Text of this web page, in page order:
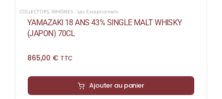
COLLECTORS,WHISKIES : Les Exceptionnels
YAMAZAKI 18 ANS 43% SINGLE MALT WHISKY
(JAPON) 70CL
865,00 € TTC
Ajouter au panier